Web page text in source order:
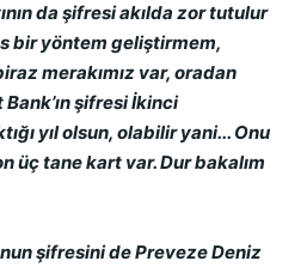
da şifresi akılda zor tutulur
bir yöntem geliştirmem,
merakımız var, oradan
şifresi İkinci
yıl olsun, olabilir yani... Onu
üç tane kart var. Dur bakalım
şifresini de Preveze Deniz